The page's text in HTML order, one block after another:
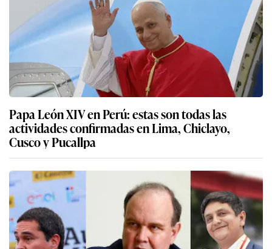
Papa León XIV en Perú: estas son todas las
actividades confirmadas en Lima, Chiclayo,
Cusco y Pucallpa